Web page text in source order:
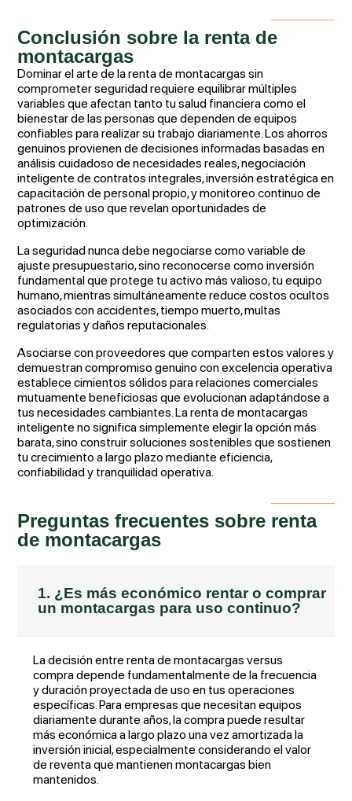
Conclusión sobre la renta de
montacargas
Dominar el arte de la renta de montacargas sin
comprometer seguridad requiere equilibrar múltiples
variables que afectan tanto tu salud financiera como el
bienestar de las personas que dependen de equipos
confiables para realizar su trabajo diariamente. Los ahorros
genuinos provienen de decisiones informadas basadas en
análisis cuidadoso de necesidades reales, negociación
inteligente de contratos integrales, inversión estratégica en
capacitación de personal propio, y monitoreo continuo de
patrones de uso que revelan oportunidades de
optimización.
La seguridad nunca debe negociarse como variable de
ajuste presupuestario, sino reconocerse como inversión
fundamental que protege tu activo más valioso, tu equipo
humano, mientras simultáneamente reduce costos ocultos
asociados con accidentes, tiempo muerto, multas
regulatorias y daños reputacionales.
Asociarse con proveedores que comparten estos valores y
demuestran compromiso genuino con excelencia operativa
establece cimientos sólidos para relaciones comerciales
mutuamente beneficiosas que evolucionan adaptándose a
tus necesidades cambiantes. La renta de montacargas
inteligente no significa simplemente elegir la opción más
barata, sino construir soluciones sostenibles que sostienen
tu crecimiento a largo plazo mediante eficiencia,
confiabilidad y tranquilidad operativa.
Preguntas frecuentes sobre renta
de montacargas
1. ¿Es más económico rentar o comprar
un montacargas para uso continuo?
La decisión entre renta de montacargas versus
compra depende fundamentalmente de la frecuencia
y duración proyectada de uso en tus operaciones
específicas. Para empresas que necesitan equipos
diariamente durante años, la compra puede resultar
más económica a largo plazo una vez amortizada la
inversión inicial, especialmente considerando el valor
de reventa que mantienen montacargas bien
mantenidos.